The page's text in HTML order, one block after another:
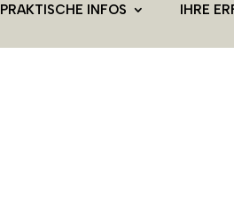
PRAKTISCHE INFOS IHRE